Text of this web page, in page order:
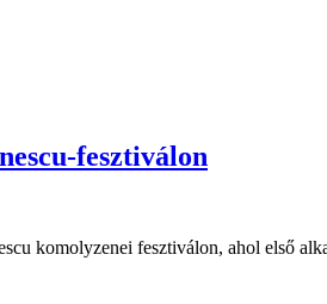
fesztiválon
komolyzenei fesztiválon, ahol első